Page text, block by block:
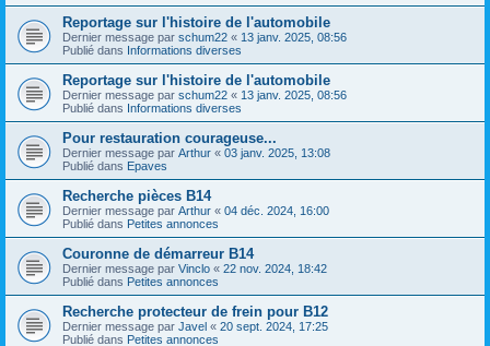
Reportage sur l'histoire de l'automobile
Dernier message par schum22 « 13 janv. 2025, 08:56
Publié dans Informations diverses
Reportage sur l'histoire de l'automobile
Dernier message par schum22 « 13 janv. 2025, 08:56
Publié dans Informations diverses
Pour restauration courageuse...
Dernier message par Arthur « 03 janv. 2025, 13:08
Publié dans Epaves
Recherche pièces B14
Dernier message par Arthur « 04 déc. 2024, 16:00
Publié dans Petites annonces
Couronne de démarreur B14
Dernier message par Vinclo « 22 nov. 2024, 18:42
Publié dans Petites annonces
Recherche protecteur de frein pour B12
Dernier message par Javel « 20 sept. 2024, 17:25
Publié dans Petites annonces